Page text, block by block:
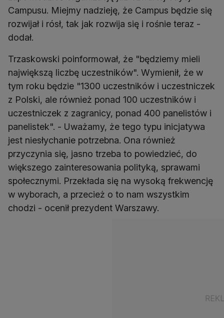
Campusu. Miejmy nadzieję, że Campus będzie się
rozwijał i rósł, tak jak rozwija się i rośnie teraz -
dodał.
Trzaskowski poinformował, że "będziemy mieli
największą liczbę uczestników". Wymienił, że w
tym roku będzie "1300 uczestników i uczestniczek
z Polski, ale również ponad 100 uczestników i
uczestniczek z zagranicy, ponad 400 panelistów i
panelistek". - Uważamy, że tego typu inicjatywa
jest niesłychanie potrzebna. Ona również
przyczynia się, jasno trzeba to powiedzieć, do
większego zainteresowania polityką, sprawami
społecznymi. Przekłada się na wysoką frekwencję
w wyborach, a przecież o to nam wszystkim
chodzi - ocenił prezydent Warszawy.